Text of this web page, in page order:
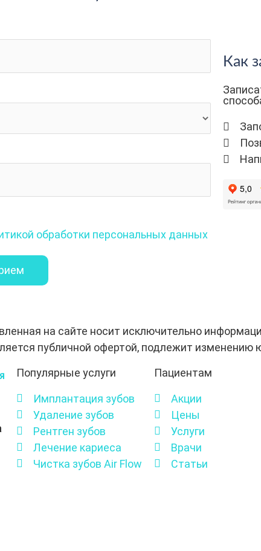
обработки персональных данных
Как
на сайте носит исключительно
публичной офертой, подлежит изменению
Популярные услуги
Имплантация зубов
Удаление зубов
Рентген зубов
Лечение кариеса
Чистка зубов Air Flow
Пациентам
Акции
Цены
Услуги
Врачи
Статьи